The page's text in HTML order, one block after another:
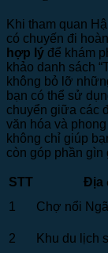
Khi tham quan
có chuyến đi
hợp lý để khám
khảo danh sách
không bỏ lỡ
bạn có thể sử
chuyển giữa các
văn hóa và
không chỉ giúp
còn góp phần gìn
STT Địa
1
Chợ nổi
2
Khu du lịch